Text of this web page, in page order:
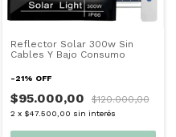
Reflector Solar 300w Sin
Cables Y Bajo Consumo
-21% OFF
$95.000,00 $120.000,00
2 x $47.500,00 sin interés